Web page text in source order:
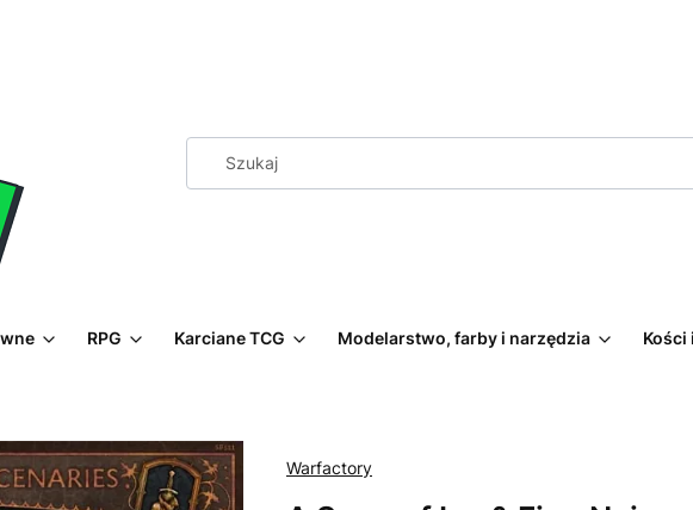
RPG Karciane TCG Modelarstwo, farby i narzędzia Kości
Warfactory